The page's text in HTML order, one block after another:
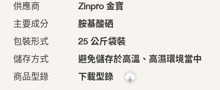
供應商
Zinpro ⾦寶
主要成分
胺基酸硒
包裝形式
25 公斤袋裝
儲存方式
避免儲存於高溫、高濕環境當中
商品型錄
下載型錄